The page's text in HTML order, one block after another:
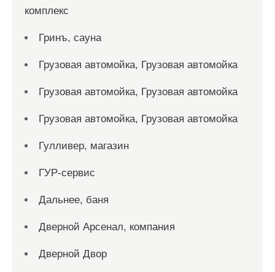
комплекс
Гринъ, сауна
Грузовая автомойка, Грузовая автомойка
Грузовая автомойка, Грузовая автомойка
Грузовая автомойка, Грузовая автомойка
Гулливер, магазин
ГУР-сервис
Дальнее, баня
Дверной Арсенал, компания
Дверной Двор